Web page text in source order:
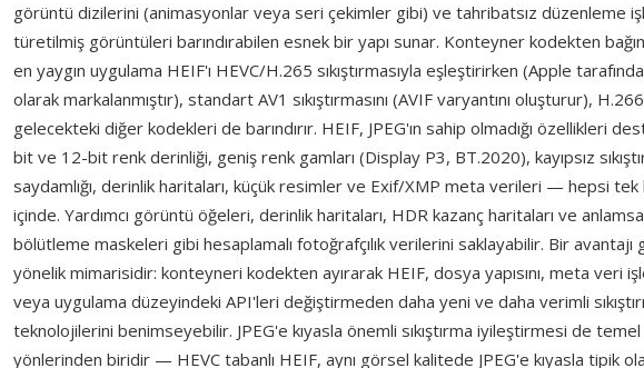
görüntü dizilerini (animasyonlar veya seri çekimler gibi) ve tahribatsız düzenleme
türetilmiş görüntüleri barındırabilen esnek bir yapı sunar. Konteyner kodekten
en yaygın uygulama HEIF'ı HEVC/H.265 sıkıştırmasıyla eşleştirirken (Apple
olarak markalanmıştır), standart AV1 sıkıştırmasını (AVIF varyantını oluşturur),
gelecekteki diğer kodekleri de barındırır. HEIF, JPEG'ın sahip olmadığı özellikleri
bit ve 12-bit renk derinliği, geniş renk gamları (Display P3, BT.2020), kayıpsız
saydamlığı, derinlik haritaları, küçük resimler ve Exif/XMP meta verileri — hepsi
içinde. Yardımcı görüntü öğeleri, derinlik haritaları, HDR kazanç haritaları ve
bölütleme maskeleri gibi hesaplamalı fotoğrafçılık verilerini saklayabilir. Bir avantajı
yönelik mimarisidir: konteyneri kodekten ayırarak HEIF, dosya yapısını, meta veri
veya uygulama düzeyindeki API'leri değiştirmeden daha yeni ve daha verimli
teknolojilerini benimseyebilir. JPEG'e kıyasla önemli sıkıştırma iyileştirmesi de temel
yönlerinden biridir — HEVC tabanlı HEIF, aynı görsel kalitede JPEG'e kıyasla tipik